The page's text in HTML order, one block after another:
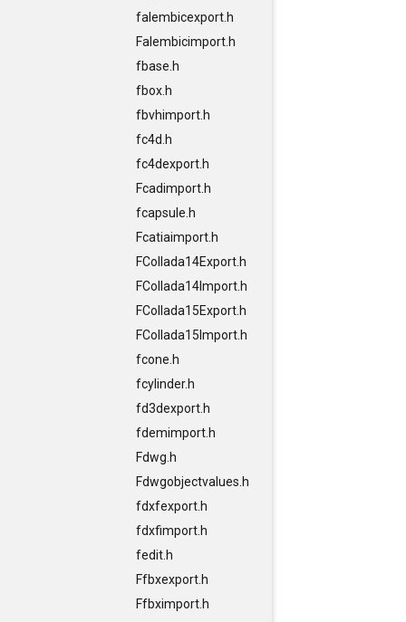
falembicexport.h
Falembicimport.h
fbase.h
fbox.h
fbvhimport.h
fc4d.h
fc4dexport.h
Fcadimport.h
fcapsule.h
Fcatiaimport.h
FCollada14Export.h
FCollada14Import.h
FCollada15Export.h
FCollada15Import.h
fcone.h
fcylinder.h
fd3dexport.h
fdemimport.h
Fdwg.h
Fdwgobjectvalues.h
fdxfexport.h
fdxfimport.h
fedit.h
Ffbxexport.h
Ffbximport.h